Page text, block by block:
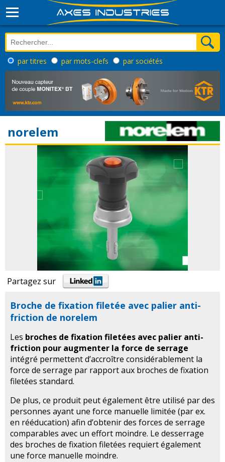
par titres par mots-clefs par sociétés
norelem
Partagez sur
Broche de fixation filetée avec palier anti-
friction de norelem
Les broches de fixation filetées avec palier anti-
friction pour augmenter la force de serrage
intégré permettent d’accroître considérablement la
force de serrage par rapport aux broches de fixation
filetées standard.
De plus, ce produit peut également être utilisé par des
personnes ayant une force manuelle limitée (par ex.
en rééducation) afin d’obtenir des forces de serrage
comparables avec un effort moindre. Le desserrage
des broches de fixation filetées requiert également
une force manuelle moindre.